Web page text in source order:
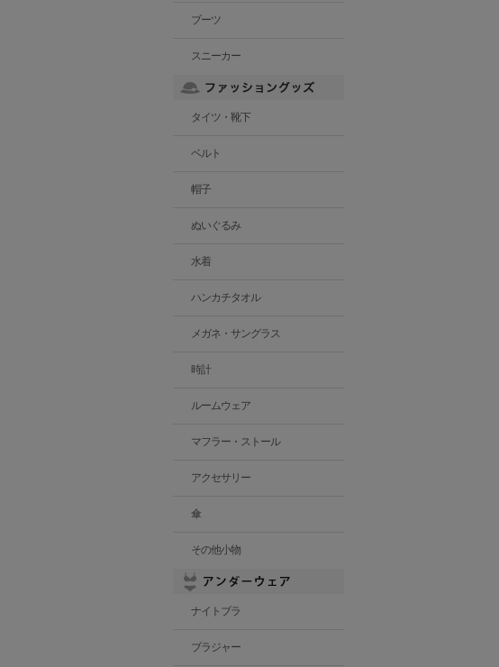
ブーツ
スニーカー
タイツ・靴下
ベルト
帽子
ぬいぐるみ
水着
ハンカチタオル
メガネ・サングラス
時計
ルームウェア
マフラー・ストール
アクセサリー
傘
その他小物
ナイトブラ
ブラジャー